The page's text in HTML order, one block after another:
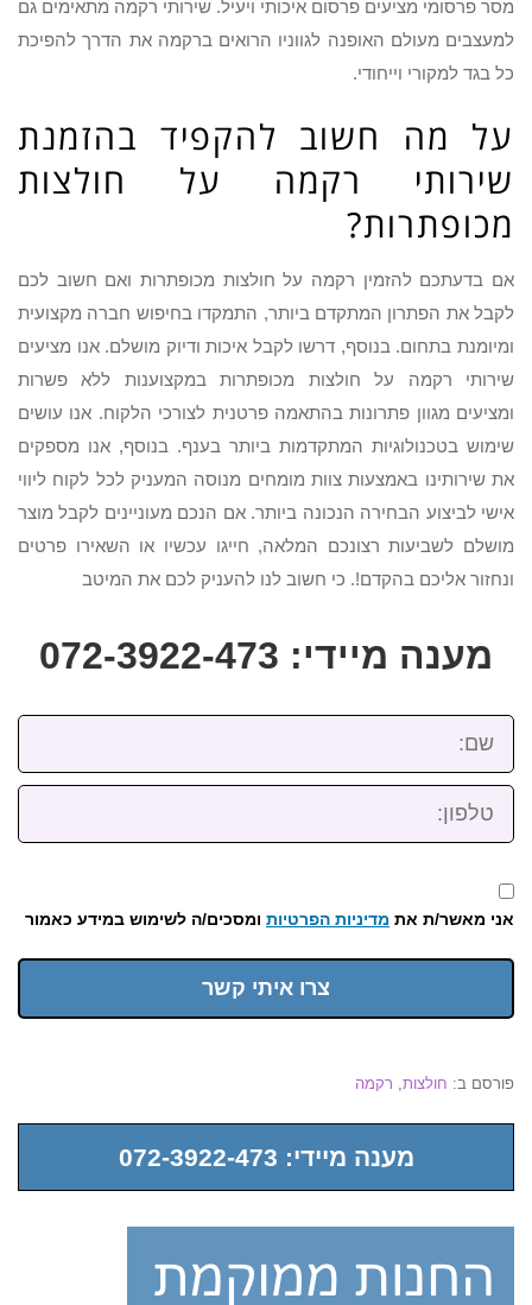
מסר פרסומי מציעים פרסום איכותי ויעיל. שירותי רקמה מתאימים גם
למעצבים מעולם האופנה לגווניו הרואים ברקמה את הדרך להפיכת
כל בגד למקורי וייחודי.
על מה חשוב להקפיד בהזמנת
שירותי רקמה על חולצות
מכופתרות?
אם בדעתכם להזמין רקמה על חולצות מכופתרות ואם חשוב לכם
לקבל את הפתרון המתקדם ביותר, התמקדו בחיפוש חברה מקצועית
ומיומנת בתחום. בנוסף, דרשו לקבל איכות ודיוק מושלם. אנו מציעים
שירותי רקמה על חולצות מכופתרות במקצוענות ללא פשרות
ומציעים מגוון פתרונות בהתאמה פרטנית לצורכי הלקוח. אנו עושים
שימוש בטכנולוגיות המתקדמות ביותר בענף. בנוסף, אנו מספקים
את שירותינו באמצעות צוות מומחים מנוסה המעניק לכל לקוח ליווי
אישי לביצוע הבחירה הנכונה ביותר. אם הנכם מעוניינים לקבל מוצר
מושלם לשביעות רצונכם המלאה, חייגו עכשיו או השאירו פרטים
ונחזור אליכם בהקדם!. כי חשוב לנו להעניק לכם את המיטב
מענה מיידי: 072-3922-473
שם:
טלפון:
אני מאשר/ת את מדיניות הפרטיות ומסכים/ה לשימוש במידע כאמור
צרו איתי קשר
פורסם ב: חולצות רקמה
מענה מיידי: 072-3922-473